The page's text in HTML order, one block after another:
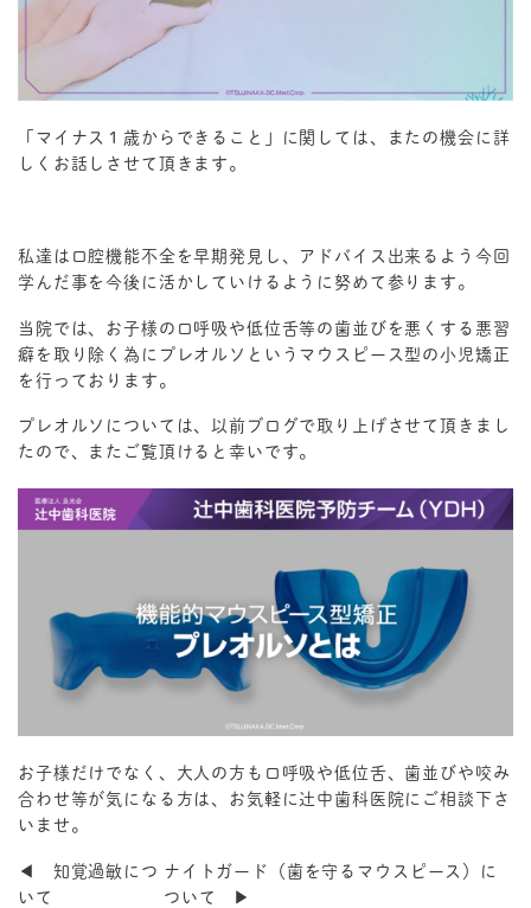
「マイナス１歳からできること」に関しては、またの機会に詳
しくお話しさせて頂きます。
私達は口腔機能不全を早期発見し、アドバイス出来るよう今回
学んだ事を今後に活かしていけるように努めて参ります。
当院では、お子様の口呼吸や低位舌等の歯並びを悪くする悪習
癖を取り除く為にプレオルソというマウスピース型の小児矯正
を行っております。
プレオルソについては、以前ブログで取り上げさせて頂きまし
たので、またご覧頂けると幸いです。
お子様だけでなく、大人の方も口呼吸や低位舌、歯並びや咬み
合わせ等が気になる方は、お気軽に辻中歯科医院にご相談下さ
いませ。
◀ 知覚過敏につ
いて
ナイトガード（歯を守るマウスピース）に
ついて ▶